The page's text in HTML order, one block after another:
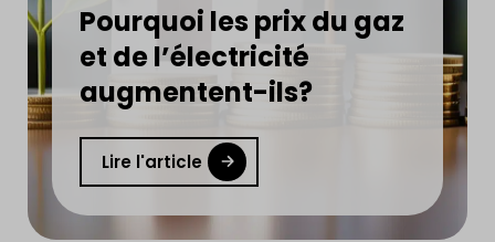
Pourquoi les prix du gaz
et de l’électricité
augmentent-ils?
Lire l'article